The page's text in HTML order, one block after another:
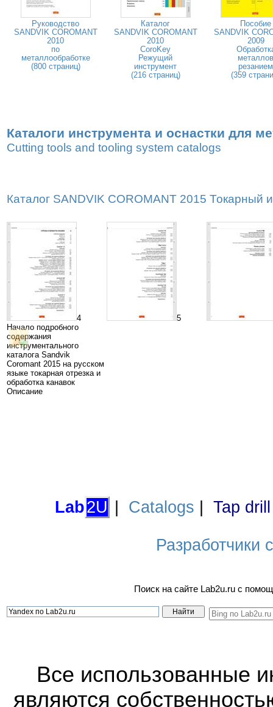
Руководство
SANDVIK COROMANT
2010
по
металлообработке
(800 страниц)
Каталог
SANDVIK COROMANT
2010
CoroKey
Режущий
инструмент
(216 страниц)
Пособие
SANDVIK
2009
металлов
резанием
(359
Каталоги инструмента и оснастки для
Cutting tools and tooling system catalogs
Каталог SANDVIK COROMANT 2015 Токарный
4
Начало подробного
содержания
инструментального
каталога Sandvik
Coromant 2015 на русском
языке токарная отрезка и
обработка канавок
Описание
5
Lab2U Catalogs Tap
Разработчики
Поиск на сайте Lab2u.ru с
Все использованные
являются